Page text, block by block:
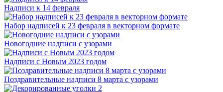
Надписи к 14 февраля
Набор надписей к 23 февраля в векторном формате
Новогодние надписи с узорами
Надписи с Новым 2023 годом
Поздравительные надписи 8 марта с узорами